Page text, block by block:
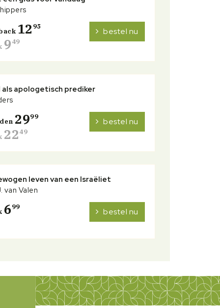
12 95
949
bestel nu
als apologetisch prediker
2999
2249
bestel nu
leven van een Israëliet
van Valen
699 bestel nu